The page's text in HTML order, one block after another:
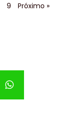
9 Próximo »